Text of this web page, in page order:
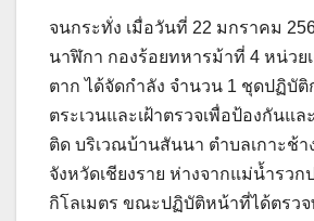
จนกระทั่ง เมื่อวันที่ 22 มกราคม
นาฬิกา กองร้อยทหารม้าที่ 4 หน่วย
ตาก ได้จัดกำลัง จำนวน 1 ชุดปฏิบั
ตระเวนและเฝ้าตรวจเพื่อป้องกันแ
ติด บริเวณบ้านสันนา ตำบลเกาะช้า
จังหวัดเชียงราย ห่างจากแม่น้ำรว
กิโลเมตร ขณะปฏิบัติหน้าที่ได้ตรว